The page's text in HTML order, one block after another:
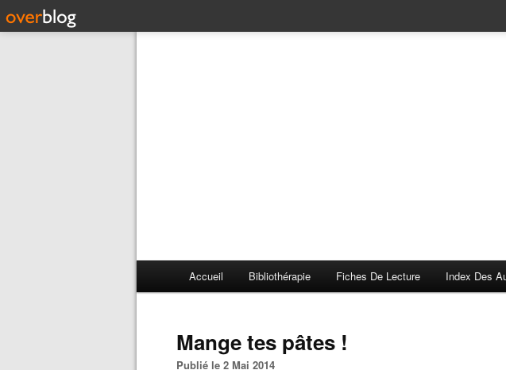
Accueil Bibliothérapie Fiches De Lecture Index Des
Mange tes pâtes !
Publié le 2 Mai 2014